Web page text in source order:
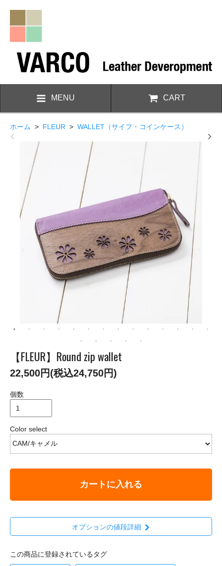
MENU CART
ホーム > FLEUR > WALLET（サイフ・コインケース）
【FLEUR】Round zip wallet
22,500円(税込24,750円)
個数
Color select
カートに入れる
オプションの値段詳細
この商品に登録されているタグ